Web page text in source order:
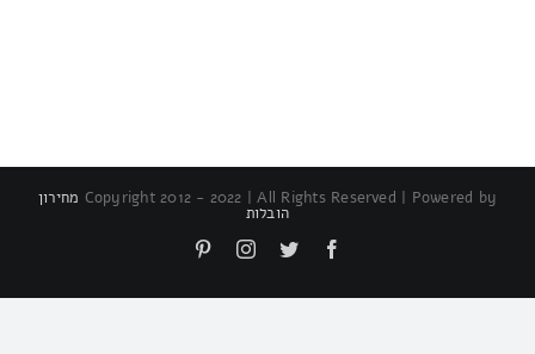
Copyright 2012 - 2022 | All Rights Reserved | Powered by מחירון
הובלות
Facebook
Twitter
Instagram